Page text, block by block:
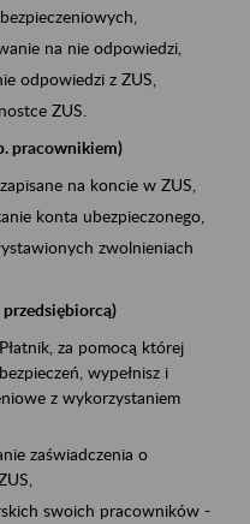
na nie odpowiedzi,
odpowiedzi z ZUS,
ZUS.
pracownikiem)
na koncie w ZUS,
konta ubezpieczonego,
zwolnieniach
przedsiębiorcą)
za pomocą której
wypełnisz i
z wykorzystaniem
zaświadczenia o
swoich pracowników -